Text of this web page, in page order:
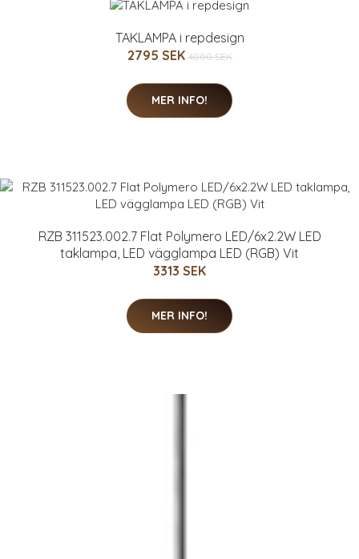
TAKLAMPA i repdesign
2795 SEK 4000 SEK
MER INFO!
RZB 311523.002.7 Flat Polymero LED/6x2.2W LED
taklampa, LED vägglampa LED (RGB) Vit
3313 SEK
MER INFO!